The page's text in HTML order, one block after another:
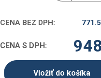
CENA BEZ DPH:
CENA S DPH:
Vložiť do košíka